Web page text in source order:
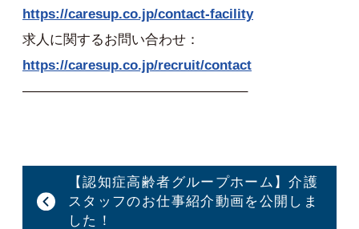
https://caresup.co.jp/contact-facility
求人に関するお問い合わせ：
https://caresup.co.jp/recruit/contact
————————————————–
【認知症高齢者グループホーム】介護
スタッフのお仕事紹介動画を公開しま
した！